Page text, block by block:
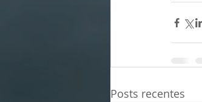
Posts recentes